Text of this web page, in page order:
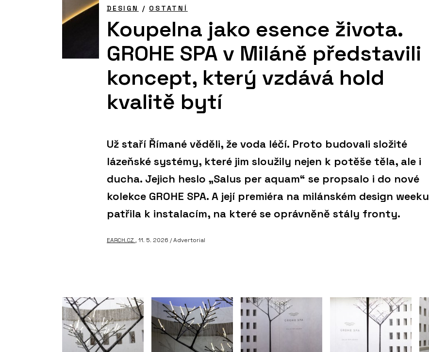
DESIGN / OSTATNÍ
Koupelna jako esence života.
GROHE SPA v Miláně představili
koncept, který vzdává hold
kvalitě bytí
Už staří Římané věděli, že voda léčí. Proto budovali složité
lázeňské systémy, které jim sloužily nejen k potěše těla, ale i
ducha. Jejich heslo „Salus per aquam“ se propsalo i do nové
kolekce GROHE SPA. A její premiéra na milánském design weeku
patřila k instalacím, na které se oprávněně stály fronty.
EARCH.CZ , 11. 5. 2026 / Advertorial